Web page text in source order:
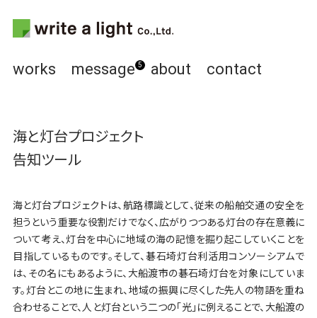
works message 5 about contact
海と灯台プロジェクト
告知ツール
海と灯台プロジェクトは、航路標識として、従来の船舶交通の安全を
担うという重要な役割だけでなく、広がりつつある灯台の存在意義に
ついて考え、灯台を中⼼に地域の海の記憶を掘り起こしていくことを
目指しているものです。そして、碁石埼灯台利活用コンソーシアムで
は、その名にもあるように、大船渡市の碁石埼灯台を対象にしていま
す。灯台とこの地に生まれ、地域の振興に尽くした先人の物語を重ね
合わせることで、人と灯台という二つの「光」に例えることで、大船渡の